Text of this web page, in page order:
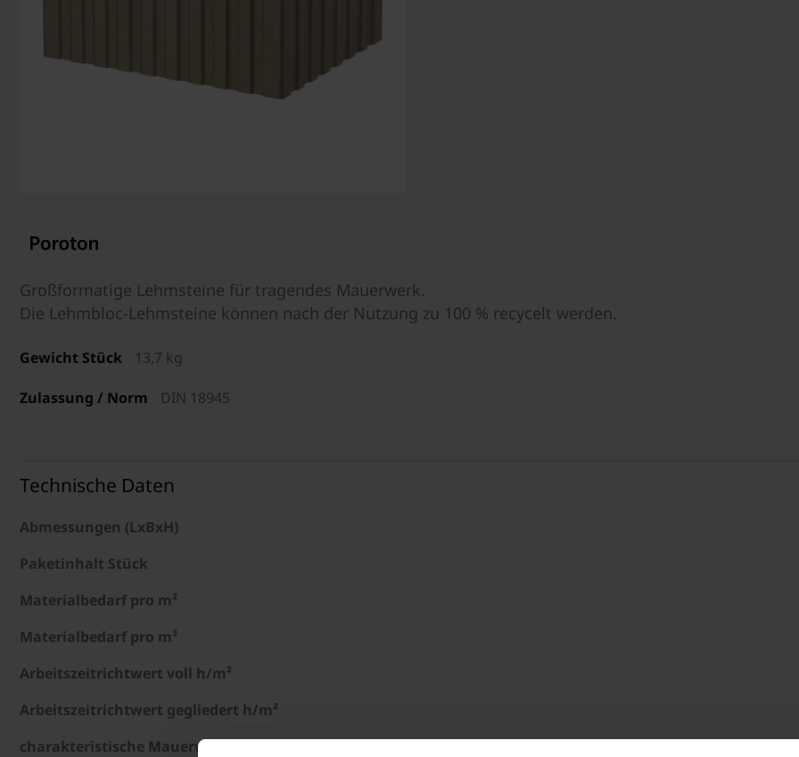
Großformatige Lehmsteine für tragendes Mauerwerk.
Die Lehmbloc-Lehmsteine können nach der Nutzung zu 100 % recycelt werden.
Gewicht Stück 13,7 kg
Zulassung / Norm DIN 18945
Technische Daten
Abmessungen (LxBxH)
Paketinhalt Stück
Materialbedarf pro m²
Materialbedarf pro m³
Arbeitszeitrichtwert voll h/m²
Arbeitszeitrichtwert gegliedert h/m²
charakteristische Mauerwerksdruckfestigkeit fk